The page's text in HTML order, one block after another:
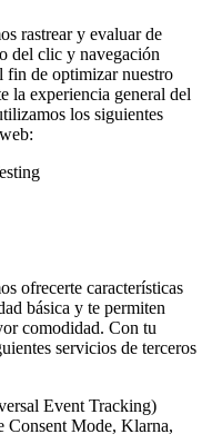
rastrear y evaluar de
del clic y navegación
fin de optimizar nuestro
la experiencia general del
los siguientes
ofrecerte características
básica y te permiten
comodidad. Con tu
servicios de terceros
Event Tracking)
Consent Mode, Klarna,